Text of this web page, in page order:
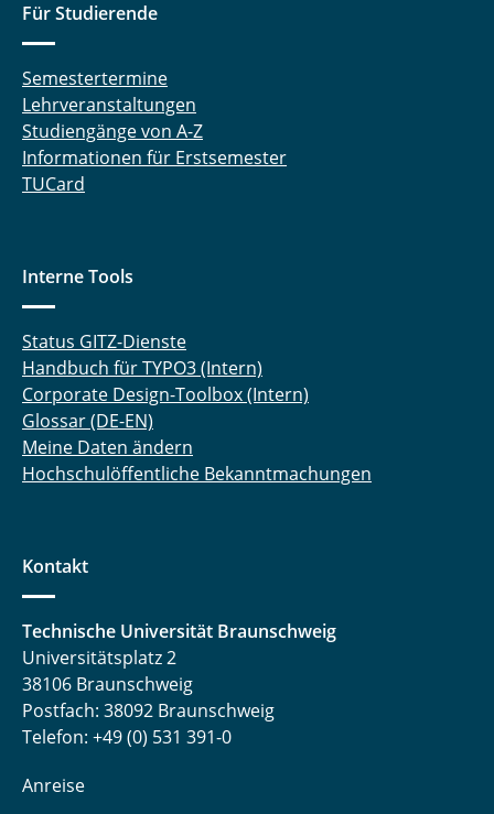
Für Studierende
Semestertermine
Lehrveranstaltungen
Studiengänge von A-Z
Informationen für Erstsemester
TUCard
Interne Tools
Status GITZ-Dienste
Handbuch für TYPO3 (Intern)
Corporate Design-Toolbox (Intern)
Glossar (DE-EN)
Meine Daten ändern
Hochschulöffentliche Bekanntmachungen
Kontakt
Technische Universität Braunschweig
Universitätsplatz 2
38106 Braunschweig
Postfach: 38092 Braunschweig
Telefon: +49 (0) 531 391-0
Anreise